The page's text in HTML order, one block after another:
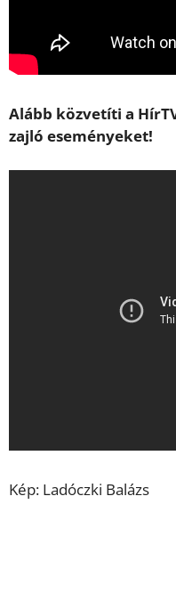
Alább közvetíti a
zajló eseményeket!
Kép: Ladóczki Balázs